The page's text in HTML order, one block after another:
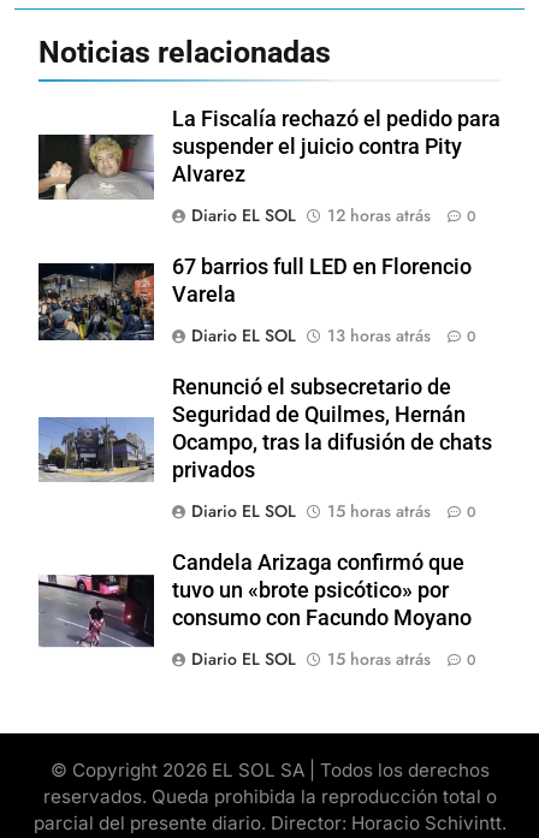
Noticias relacionadas
La Fiscalía rechazó el pedido para
suspender el juicio contra Pity
Alvarez
Diario EL SOL
12 horas atrás 0
67 barrios full LED en Florencio
Varela
Diario EL SOL
13 horas atrás 0
Renunció el subsecretario de
Seguridad de Quilmes, Hernán
Ocampo, tras la difusión de chats
privados
Diario EL SOL
15 horas atrás 0
Candela Arizaga confirmó que
tuvo un «brote psicótico» por
consumo con Facundo Moyano
Diario EL SOL
15 horas atrás 0
© Copyright 2026 EL SOL SA | Todos los derechos
reservados. Queda prohibida la reproducción total o
parcial del presente diario. Director: Horacio Schivintt.